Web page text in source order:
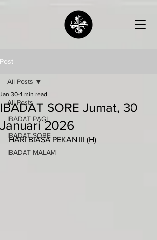
Post
All Posts
IBADAT PAGI
IBADAT SORE
IBADAT MALAM
All Posts
IBADAT SORE Jumat, 30
Januari 2026
Jan 30 4 min read
HARI BIASA PEKAN III (H)